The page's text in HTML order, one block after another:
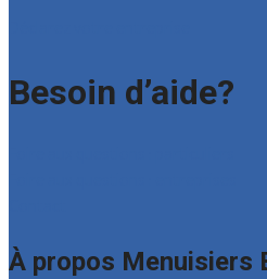
Besoin d’aide?
À propos Menuisiers